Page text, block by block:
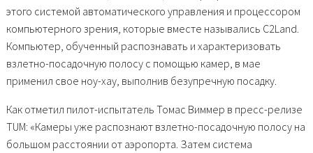
этого системой автоматического управления и процессором
компьютерного зрения, которые вместе назывались C2Land.
Компьютер, обученный распознавать и характеризовать
взлетно-посадочную полосу с помощью камер, в мае
применил свое ноу-хау, выполнив безупречную посадку.
Как отметил пилот-испытатель Томас Виммер в пресс-релизе
TUM: «Камеры уже распознают взлетно-посадочную полосу на
большом расстоянии от аэропорта. Затем система